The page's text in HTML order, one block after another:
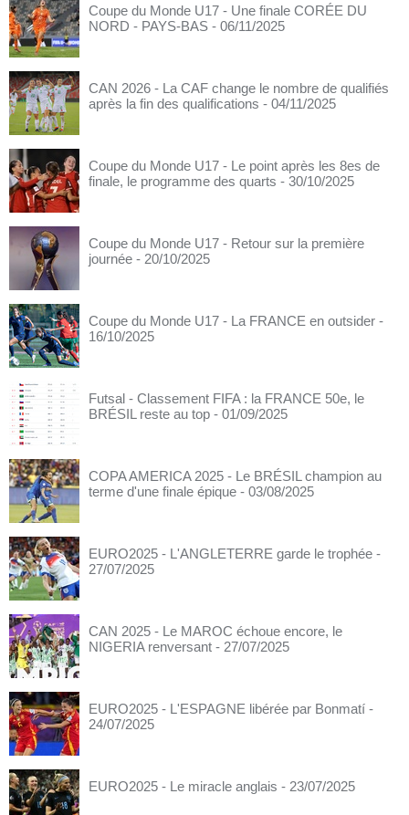
Coupe du Monde U17 - Une finale CORÉE DU
NORD - PAYS-BAS - 06/11/2025
CAN 2026 - La CAF change le nombre de qualifiés
après la fin des qualifications - 04/11/2025
Coupe du Monde U17 - Le point après les 8es de
finale, le programme des quarts - 30/10/2025
Coupe du Monde U17 - Retour sur la première
journée - 20/10/2025
Coupe du Monde U17 - La FRANCE en outsider -
16/10/2025
Futsal - Classement FIFA : la FRANCE 50e, le
BRÉSIL reste au top - 01/09/2025
COPA AMERICA 2025 - Le BRÉSIL champion au
terme d'une finale épique - 03/08/2025
EURO2025 - L'ANGLETERRE garde le trophée -
27/07/2025
CAN 2025 - Le MAROC échoue encore, le
NIGERIA renversant - 27/07/2025
EURO2025 - L'ESPAGNE libérée par Bonmatí -
24/07/2025
EURO2025 - Le miracle anglais - 23/07/2025